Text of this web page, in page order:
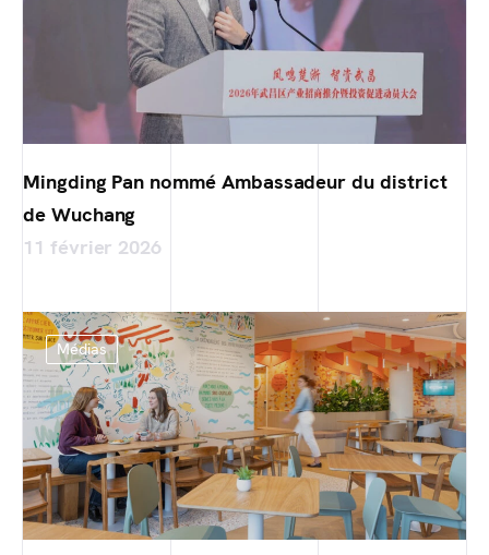
Mingding Pan nommé Ambassadeur du district
de Wuchang
11 février 2026
Médias